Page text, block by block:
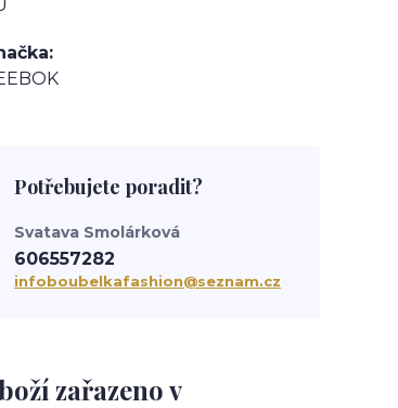
zařazeno v
Potřebujete poradit?
Svatava Smolárková
606557282
infoboubelkafashion@seznam.cz